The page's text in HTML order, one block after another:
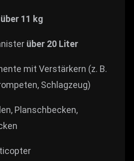
über 11 kg
über 20 Liter
mit Verstärkern (z. B.
Schlagzeug)
Planschbecken,